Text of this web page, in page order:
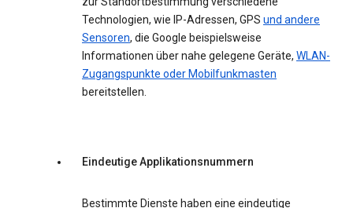
Technologien, wie IP-Adressen, GPS und andere
Sensoren, die Google beispielsweise
Informationen über nahe gelegene Geräte, WLAN-
Zugangspunkte oder Mobilfunkmasten
bereitstellen.
Eindeutige Applikationsnummern
Bestimmte Dienste haben eine eindeutige